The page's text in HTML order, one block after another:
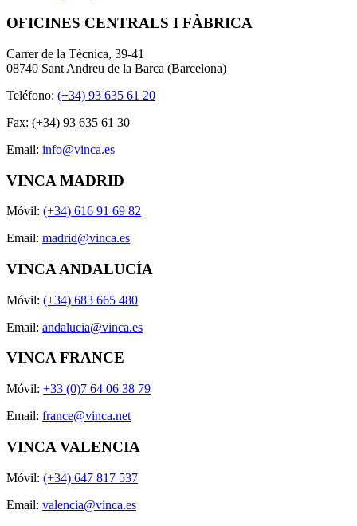
OFICINES CENTRALS I FÀBRICA
Carrer de la Tècnica, 39-41
08740 Sant Andreu de la Barca (Barcelona)
Teléfono: (+34) 93 635 61 20
Fax: (+34) 93 635 61 30
Email: info@vinca.es
VINCA MADRID
Móvil: (+34) 616 91 69 82
Email: madrid@vinca.es
VINCA ANDALUCÍA
Móvil: (+34) 683 665 480
Email: andalucia@vinca.es
VINCA FRANCE
Móvil: +33 (0)7 64 06 38 79
Email: france@vinca.net
VINCA VALENCIA
Móvil: (+34) 647 817 537
Email: valencia@vinca.es